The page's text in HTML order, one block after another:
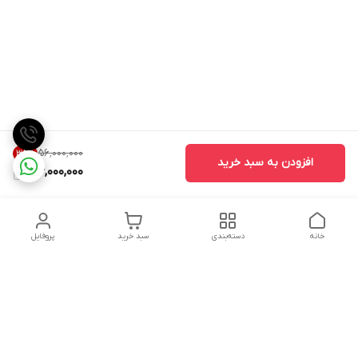
۵۶٬۰۰۰٬۰۰۰ 35%
36,000,000
افزودن به سبد خرید
پروفایل سبد خرید دسته‌بندی خانه